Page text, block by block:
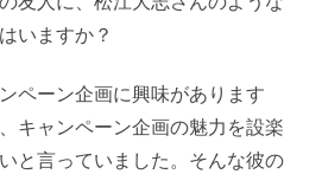
いますか？
ペーン企画に興味があります
キャンペーン企画の魅力を設楽
と言っていました。そんな彼の